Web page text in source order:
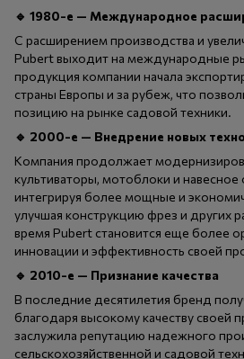
🔹 1980-е — Международное
С расширением производства и
Pubert выходит на международные
продукция компании начала
страны Европы и за рубеж, что
позицию на рынке садовой техники.
🔹 2000-е — Внедрение новых
Компания продолжает
культиваторы, мотоблоки и
интегрируя более мощные и
улучшая конструкцию фрез и других
время Pubert становится еще более
инновации и эффективность своей
🔹 2010-е — Признание качества
В последние десятилетия бренд
благодаря высокому качеству своей
заслужила репутацию надежного
сельскохозяйственной и садовой